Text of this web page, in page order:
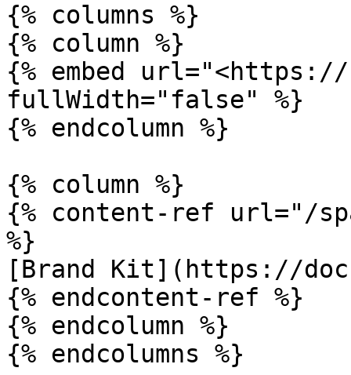
{% columns %}
{% column %}
{% embed
fullWidth="false" %}
{% endcolumn %}
{% column %}
{% content-ref url="/
%}
[Brand Kit](https://
{% endcontent-ref %}
{% endcolumn %}
{% endcolumns %}